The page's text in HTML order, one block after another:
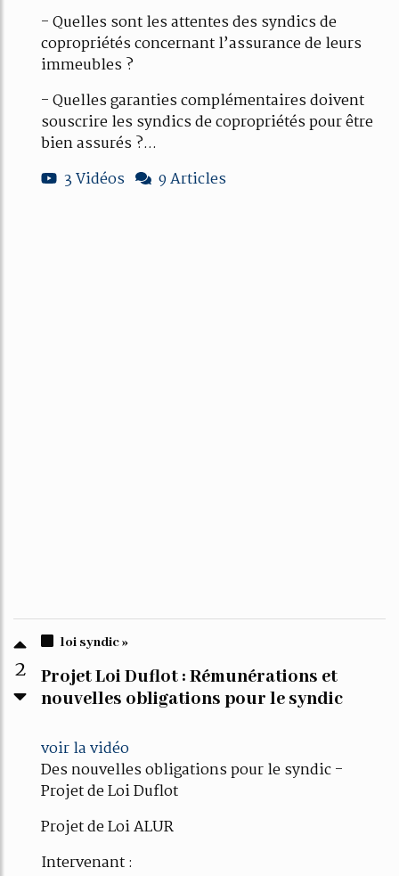
- Quelles sont les attentes des syndics de
copropriétés concernant l’assurance de leurs
immeubles ?
- Quelles garanties complémentaires doivent
souscrire les syndics de copropriétés pour être
bien assurés ?...
3 Vidéos
9 Articles
2
loi syndic »
Projet Loi Duflot : Rémunérations et
nouvelles obligations pour le syndic
voir la vidéo
Des nouvelles obligations pour le syndic -
Projet de Loi Duflot
Projet de Loi ALUR
Intervenant :